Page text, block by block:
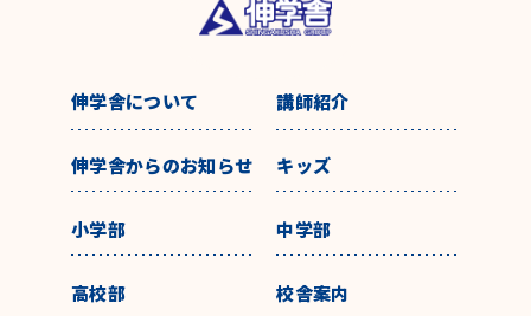
伸学舎について 講師紹介
伸学舎からのお知らせ キッズ
小学部 中学部
高校部 校舎案内